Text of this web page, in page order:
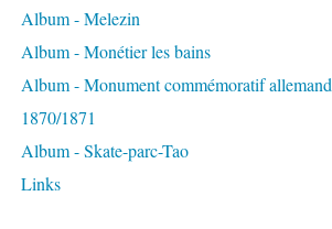
Album - Melezin
Album - Monétier les bains
Album - Monument commémoratif allemand
1870/1871
Album - Skate-parc-Tao
Links